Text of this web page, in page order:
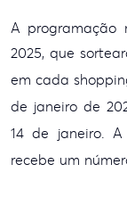
A programação
2025, que
em cada
de janeiro de
14 de janeiro.
recebe um